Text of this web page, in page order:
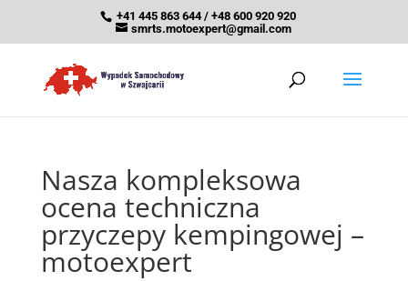
+41 445 863 644 / +48 600 920 920
smrts.motoexpert@gmail.com
Nasza kompleksowa
ocena techniczna
przyczepy kempingowej –
motoexpert